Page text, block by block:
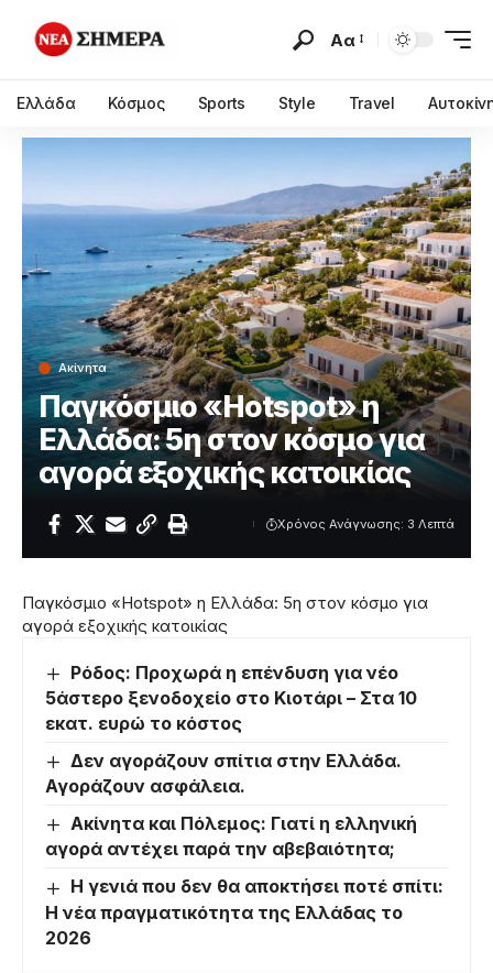
Αα
Ελλάδα Κόσμος Sports Style Travel
Ακίνητα
Παγκόσμιο «Hotspot» η
Ελλάδα: 5η στον κόσμο για
αγορά εξοχικής κατοικίας
Χρόνος Ανάγνωσης: 3 Λεπτά
Παγκόσμιο «Hotspot» η Ελλάδα: 5η στον κόσμο για
αγορά εξοχικής κατοικίας
Ρόδος: Προχωρά η επένδυση για νέο
5άστερο ξενοδοχείο στο Κιοτάρι – Στα 10
εκατ. ευρώ το κόστος
Δεν αγοράζουν σπίτια στην Ελλάδα.
Αγοράζουν ασφάλεια.
Ακίνητα και Πόλεμος: Γιατί η ελληνική
αγορά αντέχει παρά την αβεβαιότητα;
Η γενιά που δεν θα αποκτήσει ποτέ σπίτι:
Η νέα πραγματικότητα της Ελλάδας το
2026